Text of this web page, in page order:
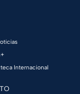
Internacional